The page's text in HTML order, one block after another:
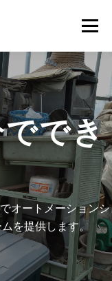
メニュー
でき
オートメーションシ
を提供します。